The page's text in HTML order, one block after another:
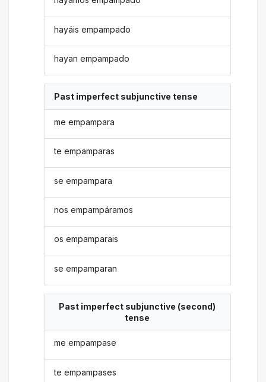
hayáis empampado
hayan empampado
Past imperfect subjunctive tense
me empampara
te empamparas
se empampara
nos empampáramos
os empamparais
se empamparan
Past imperfect subjunctive (second)
tense
me empampase
te empampases